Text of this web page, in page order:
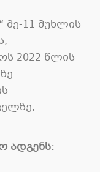
მე-11 მუხლის
2022 წლის
ადგენს: